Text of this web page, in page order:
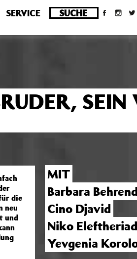
in
/homepages/10/
SERVICE
die
neu
und
MIT
Barbara
Cino Djavid
Niko
Yevgenia